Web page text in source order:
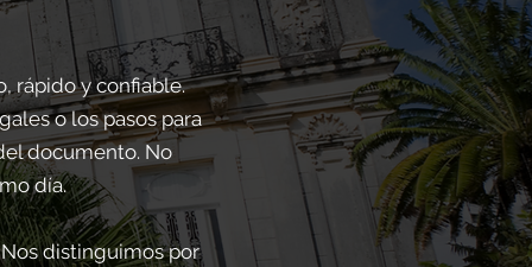
rápido y confiable.
o los pasos para
documento. No
día.
distinguimos por